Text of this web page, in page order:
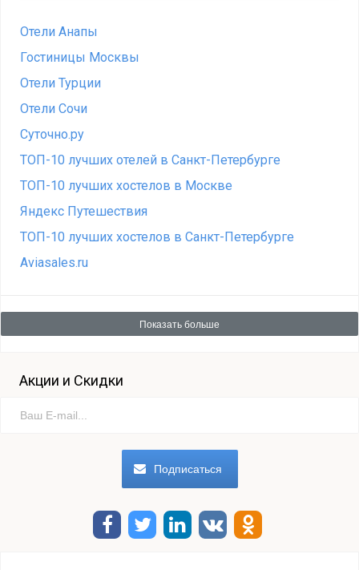
Отели Анапы
Гостиницы Москвы
Отели Турции
Отели Сочи
Суточно.ру
ТОП-10 лучших отелей в Санкт-Петербурге
ТОП-10 лучших хостелов в Москве
Яндекс Путешествия
ТОП-10 лучших хостелов в Санкт-Петербурге
Aviasales.ru
Показать больше
Акции и Скидки